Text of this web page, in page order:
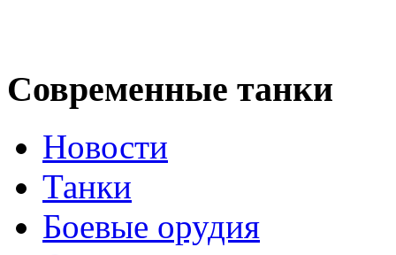
Современные танки
Новости
Танки
Боевые орудия